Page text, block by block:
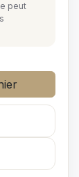
peut